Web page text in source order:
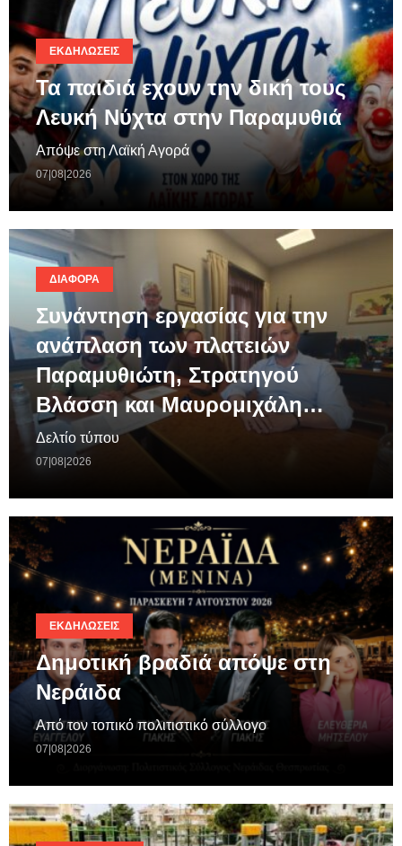
ΕΚΔΗΛΏΣΕΙΣ
Τα παιδιά εχουν την δική τους
Λευκή Νύχτα στην Παραμυθιά
Απόψε στη Λαϊκή Αγορά
07|08|2026
ΔΙΆΦΟΡΑ
Συνάντηση εργασίας για την
ανάπλαση των πλατειών
Παραμυθιώτη, Στρατηγού
Βλάσση και Μαυρομιχάλη…
Δελτίο τύπου
07|08|2026
ΕΚΔΗΛΏΣΕΙΣ
Δημοτική βραδιά απόψε στη
Νεράιδα
Από τον τοπικό πολιτιστικό σύλλογο
07|08|2026